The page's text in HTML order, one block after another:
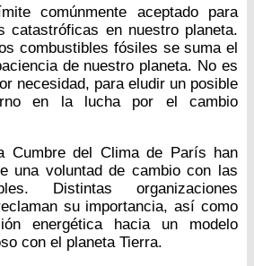
comúnmente aceptado para
catastróficas en nuestro planeta.
combustibles fósiles se suma el
de nuestro planeta. No es
necesidad, para eludir un posible
en la lucha por el cambio
Cumbre del Clima de París han
una voluntad de cambio con las
Distintas organizaciones
su importancia, así como
energética hacia un modelo
con el planeta Tierra.